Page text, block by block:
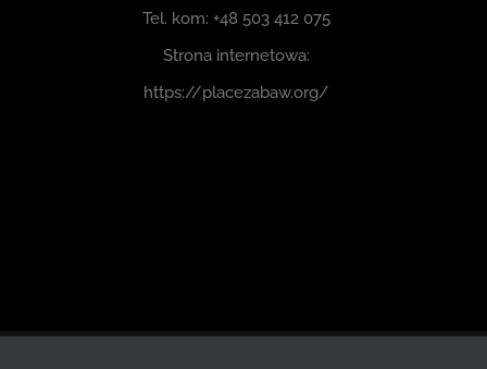
Tel. kom:+48 503 412 075
Strona internetowa:
https://placezabaw.org/